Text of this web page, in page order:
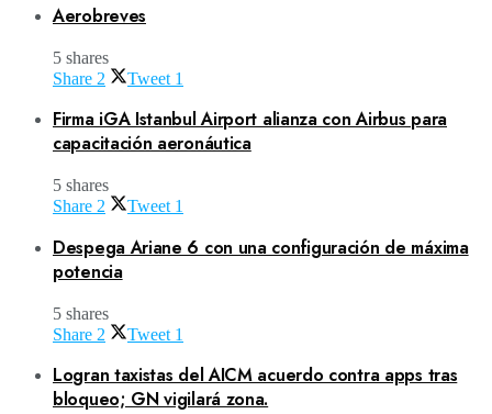
Aerobreves
5 shares
Share 2 Tweet 1
Firma iGA Istanbul Airport alianza con Airbus para
capacitación aeronáutica
5 shares
Share 2 Tweet 1
Despega Ariane 6 con una configuración de máxima
potencia
5 shares
Share 2 Tweet 1
Logran taxistas del AICM acuerdo contra apps tras
bloqueo; GN vigilará zona.